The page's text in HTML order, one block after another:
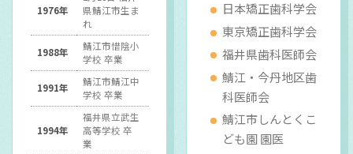
1976年
県鯖江市生ま
れ
1988年
鯖江市惜陰小
学校 卒業
1991年
鯖江市鯖江中
学校 卒業
1994年
福井県立武生
高等学校 卒
業
日本矯正歯科学会
東京矯正歯科学会
福井県歯科医師会
鯖江・今丹地区歯
科医師会
鯖江市しんとくこ
ども園 園医